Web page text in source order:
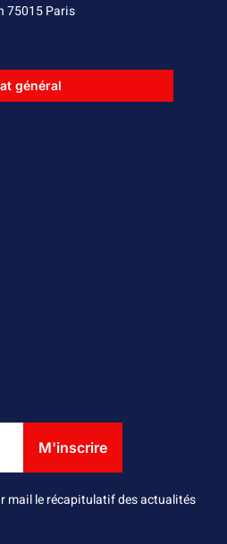
75015 Paris
général
mail le récapitulatif des actualités